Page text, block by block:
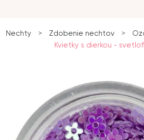
Nechty > Zdobenie nechtov >
Kvietky s dierkou -